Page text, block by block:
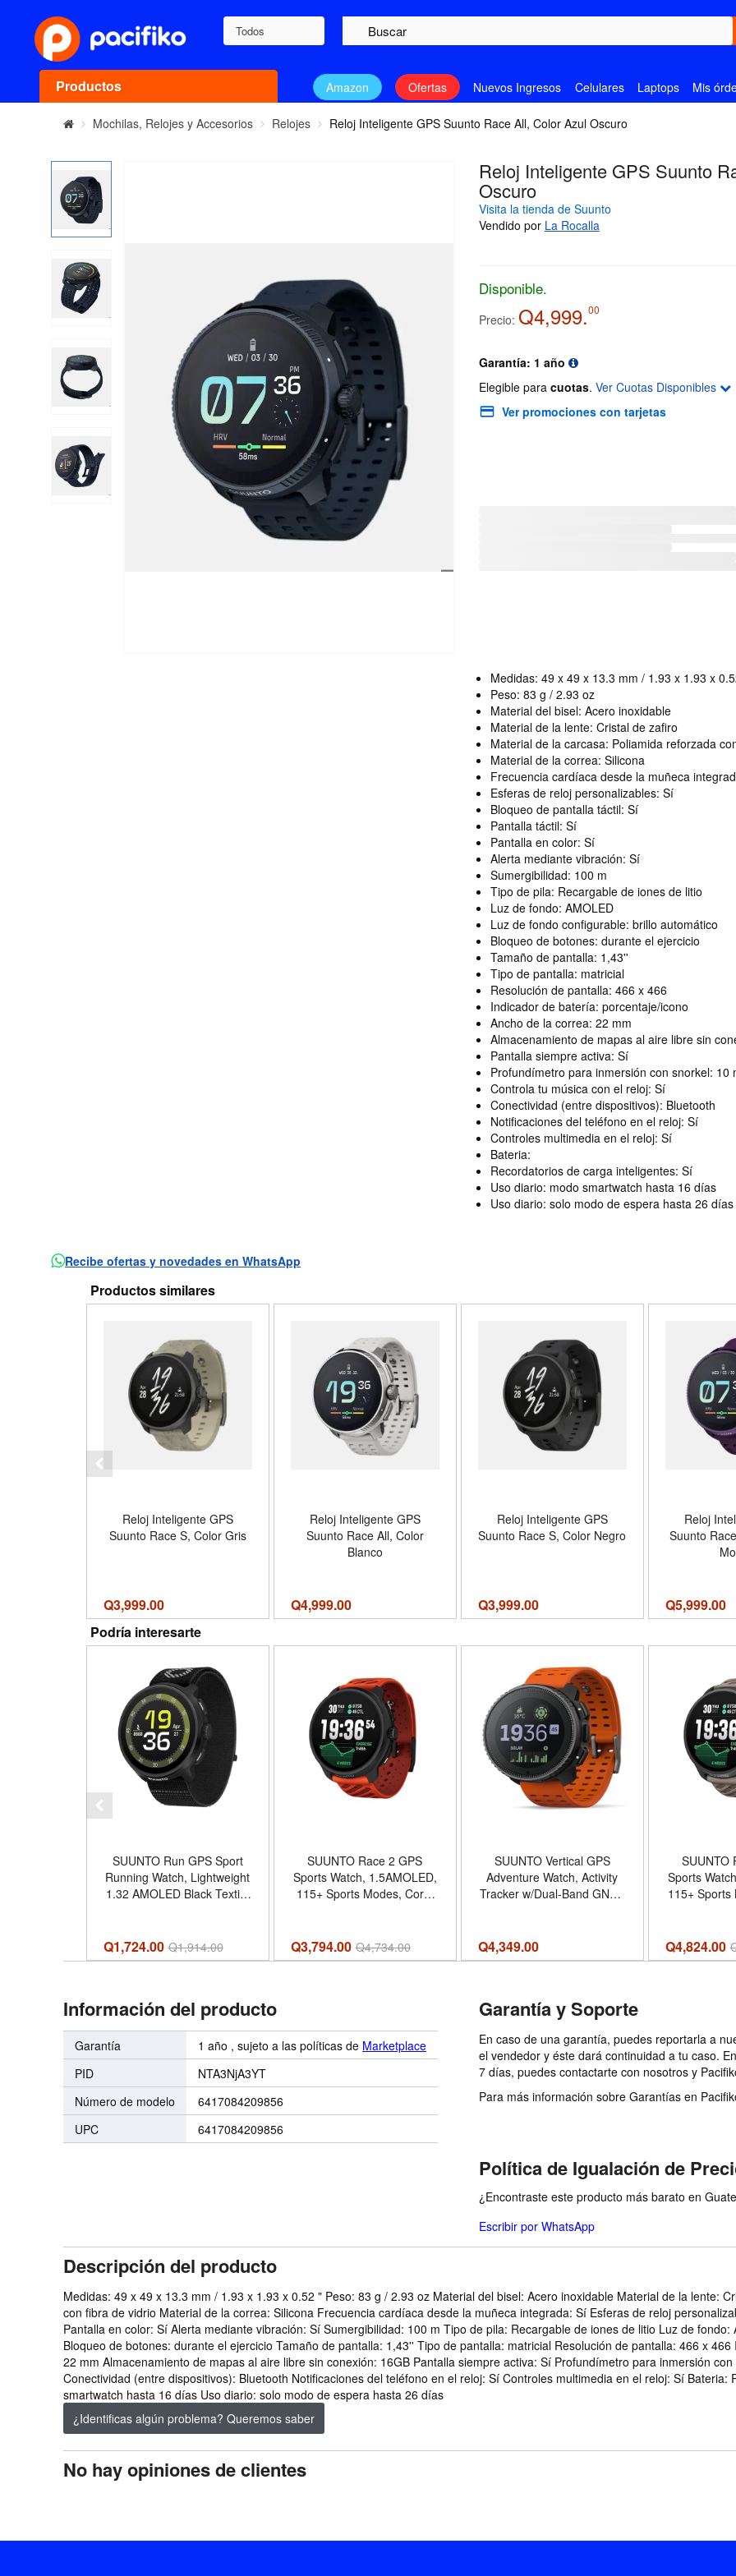
Todos
Productos Amazon Ofertas Nuevos Ingresos Celulares Laptops Mis
Mochilas, Relojes y Accesorios Relojes Reloj Inteligente GPS Suunto Race All, Color Azul Oscuro
Reloj Inteligente GPS Suunto
Oscuro
Visita la tienda de Suunto
Vendido por La Rocalla
Disponible.
Precio: Q4,999.00
Garantía: 1 año
Elegible para cuotas. Ver Cuotas Disponibles
Ver promociones con tarjetas
Medidas: 49 x 49 x 13.3 mm / 1.93 x 1.93 x
Peso: 83 g / 2.93 oz
Material del bisel: Acero inoxidable
Material de la lente: Cristal de zafiro
Material de la carcasa: Poliamida reforzada
Material de la correa: Silicona
Frecuencia cardíaca desde la muñeca
Esferas de reloj personalizables: Sí
Bloqueo de pantalla táctil: Sí
Pantalla táctil: Sí
Pantalla en color: Sí
Alerta mediante vibración: Sí
Sumergibilidad: 100 m
Tipo de pila: Recargable de iones de litio
Luz de fondo: AMOLED
Luz de fondo configurable: brillo automático
Bloqueo de botones: durante el ejercicio
Tamaño de pantalla: 1,43''
Tipo de pantalla: matricial
Resolución de pantalla: 466 x 466
Indicador de batería: porcentaje/icono
Ancho de la correa: 22 mm
Almacenamiento de mapas al aire libre sin
Pantalla siempre activa: Sí
Profundímetro para inmersión con snorkel: 10
Controla tu música con el reloj: Sí
Conectividad (entre dispositivos): Bluetooth
Notificaciones del teléfono en el reloj: Sí
Controles multimedia en el reloj: Sí
Bateria:
Recordatorios de carga inteligentes: Sí
Uso diario: modo smartwatch hasta 16 días
Uso diario: solo modo de espera hasta 26 días
Recibe ofertas y novedades en WhatsApp
Productos similares
Reloj Inteligente GPS
Suunto Race S, Color Gris
Q3,999.00
Reloj Inteligente GPS
Suunto Race All, Color
Blanco
Q4,999.00
Reloj Inteligente GPS
Suunto Race S, Color Negro
Q3,999.00
Reloj
Suunto
Q5,999.00
Podría interesarte
SUUNTO Run GPS Sport
Running Watch, Lightweight
1.32 AMOLED Black Textile
34+ Sports, Daily
ActivityRecovery Tracking,
Textile Strap - Color All
Black(Textil
Q1,724.00 Q1,914.00
SUUNTO Race 2 GPS
Sports Watch, 1.5AMOLED,
115+ Sports Modes, Coral
Battery Life, Dual-GNSS,
Offline Maps, Training
Q3,794.00 Q4,734.00
SUUNTO Vertical GPS
Adventure Watch, Activity
Tracker w/Dual-Band GNSS
Recovery Insights, Solar
Charging Opt. for 1yr Daily
Q4,349.00
SUUNTO
Sports
115+ Sports
Dual-GNSS,
Training
Q4,824.00
Información del producto
Garantía 1 año , sujeto a las políticas de Marketplace
PID
NTA3NjA3YT
Número de modelo
6417084209856
UPC
6417084209856
Garantía y Soporte
En caso de una garantía, puedes reportarla a
el vendedor y éste dará continuidad a tu caso.
7 días, puedes contactarte con nosotros y
Para más información sobre Garantías en
Política de Igualación de
¿Encontraste este producto más barato en
Escribir por WhatsApp
Descripción del producto
Medidas: 49 x 49 x 13.3 mm / 1.93 x 1.93 x 0.52 " Peso: 83 g / 2.93 oz Material del bisel: Acero inoxidable Material de la lente:
con fibra de vidrio Material de la correa: Silicona Frecuencia cardíaca desde la muñeca integrada: Sí Esferas de reloj
Pantalla en color: Sí Alerta mediante vibración: Sí Sumergibilidad: 100 m Tipo de pila: Recargable de iones de litio Luz de
Bloqueo de botones: durante el ejercicio Tamaño de pantalla: 1,43'' Tipo de pantalla: matricial Resolución de pantalla: 466 x
22 mm Almacenamiento de mapas al aire libre sin conexión: 16GB Pantalla siempre activa: Sí Profundímetro para inmersión
Conectividad (entre dispositivos): Bluetooth Notificaciones del teléfono en el reloj: Sí Controles multimedia en el reloj: Sí
smartwatch hasta 16 días Uso diario: solo modo de espera hasta 26 días
¿Identificas algún problema? Queremos saber
No hay opiniones de clientes